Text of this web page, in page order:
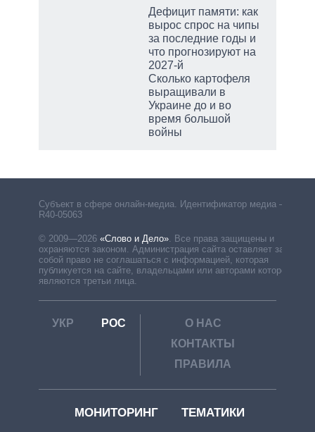
Дефицит памяти: как
вырос спрос на чипы
за последние годы и
что прогнозируют на
2027-й
Сколько картофеля
выращивали в
Украине до и во
время большой
войны
Субъект в сфере онлайн-медиа. Идентификатор медиа –
R40-05063
© 2009—2026 «Слово и Дело». Все права защищены и
охраняются законом. Администрация сайта оставляет за
собой право не соглашаться с информацией, которая
публикуется на сайте, владельцами или авторами которой
являются третьи лица.
УКР РОС
О НАС
КОНТАКТЫ
ПРАВИЛА
МОНИТОРИНГ ТЕМАТИКИ